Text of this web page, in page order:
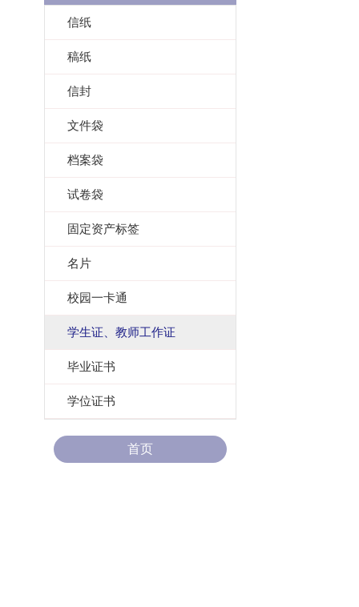
信纸
稿纸
信封
文件袋
档案袋
试卷袋
固定资产标签
名片
校园一卡通
学生证、教师工作证
毕业证书
学位证书
首页